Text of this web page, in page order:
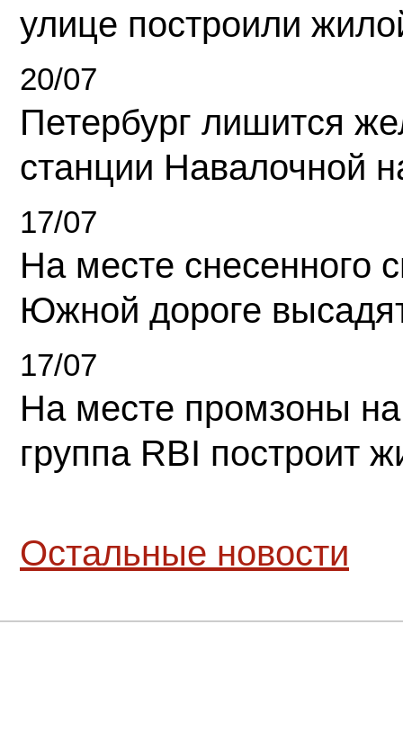
улице построили
20/07
Петербург лишится
станции Навалочной
17/07
На месте снесенного
Южной дороге
17/07
На месте промзоны
группа RBI построит
Остальные новости